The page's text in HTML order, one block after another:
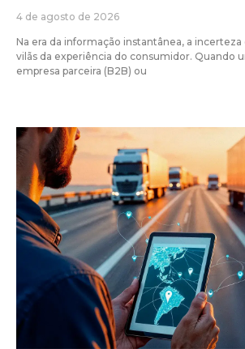
4 de agosto de 2026
Na era da informação instantânea, a
vilãs da experiência do consumidor. Quando
empresa parceira (B2B) ou